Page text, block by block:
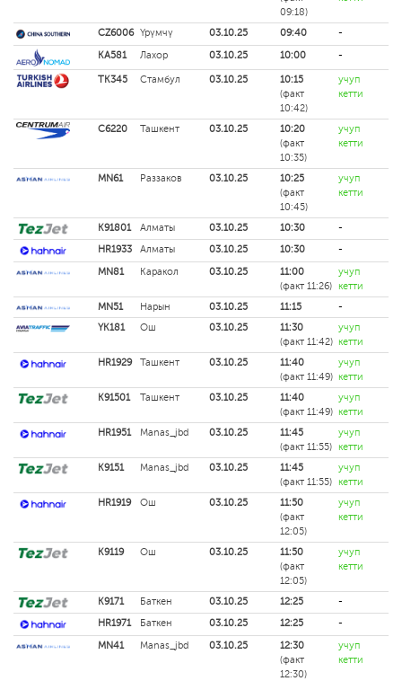
09:18)
CZ6006 Үрүмчү 03.10.25 09:40
-
KA581
Лахор 03.10.25 10:00 -
TK345 Стамбул 03.10.25
10:15
(факт
10:42)
учуп
кетти
C6220 Ташкент 03.10.25
10:20
(факт
10:35)
учуп
кетти
MN61 Раззаков 03.10.25
10:25
(факт
10:45)
учуп
кетти
K91801 Алматы 03.10.25 10:30
-
HR1933
Алматы 03.10.25 10:30
-
MN81
Каракол 03.10.25
11:00
(факт 11:26)
учуп
кетти
MN51
Нарын 03.10.25 11:15
-
YK181
Ош 03.10.25
11:30
(факт 11:42)
учуп
кетти
HR1929
Ташкент 03.10.25
11:40
(факт 11:49)
учуп
кетти
K91501
Ташкент 03.10.25
11:40
(факт 11:49)
учуп
кетти
HR1951
Manas_jbd 03.10.25
11:45
(факт 11:55)
учуп
кетти
K9151
Manas_jbd 03.10.25
11:45
(факт 11:55)
учуп
кетти
HR1919
Ош 03.10.25
11:50
(факт
12:05)
учуп
кетти
K9119 Ош 03.10.25
11:50
(факт
12:05)
учуп
кетти
K9171 Баткен 03.10.25 12:25
-
HR1971
Баткен 03.10.25 12:25
-
MN41
Manas_jbd 03.10.25
12:30
(факт
12:30)
учуп
кетти